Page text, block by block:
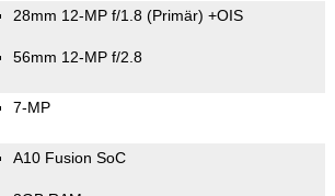
28mm 12-MP f/1.8 (Primär) +OIS
56mm 12-MP f/2.8
7-MP
A10 Fusion SoC